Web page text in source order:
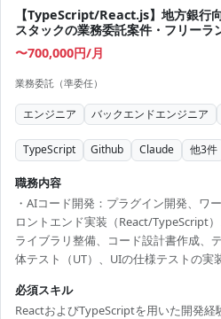
【TypeScript/React.js】地方銀行
スタックの業務委託案件・フリーラ
〜700,000円/月
業務委託（準委任）
エンジニア バックエンドエンジニア
TypeScript Github Claude 他3件
職務内容
・AIコード開発：プラグイン開発、ワ
ロントエンド実装（React/TypeScript
ライブラリ整備、コード設計書作成、
体テスト（UT）、UIの仕様テストの実
社内のAI駆動開発スタイルとの橋渡し役
必須スキル
ReactおよびTypeScriptを用いた開発